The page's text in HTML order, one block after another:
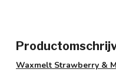
Waxmelt Strawberry &